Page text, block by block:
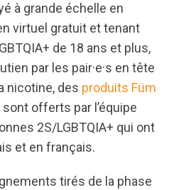
à grande échelle en
virtuel gratuit et tenant
de 18 ans et plus,
par les pair·e·s en tête
nicotine, des produits Füm
offerts par l’équipe
2S/LGBTQIA+ qui ont
et en français.
tirés de la phase